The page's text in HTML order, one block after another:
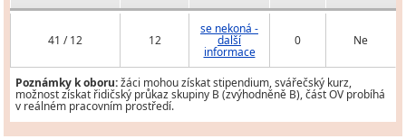
41 / 12 12
se nekoná -
další
informace
0 Ne
Poznámky k oboru:žáci mohou získat stipendium, svářečský kurz,
možnost získat řidičský průkaz skupiny B (zvýhodněně B), část OV probíhá
v reálném pracovním prostředí.